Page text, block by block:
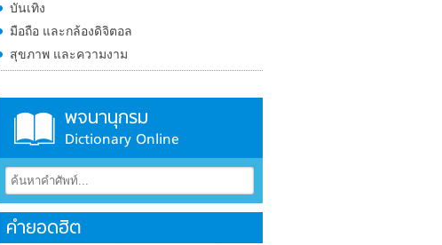
บันเทิง
มือถือ และกล้องดิจิตอล
สุขภาพ และความงาม
พจนานุกรม
Dictionary Online
คำยอดฮิต